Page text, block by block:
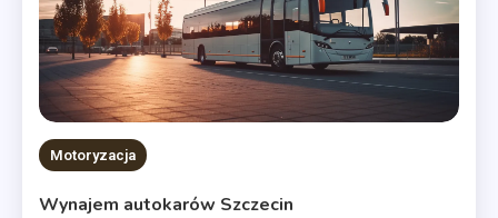
Motoryzacja
Wynajem autokarów Szczecin